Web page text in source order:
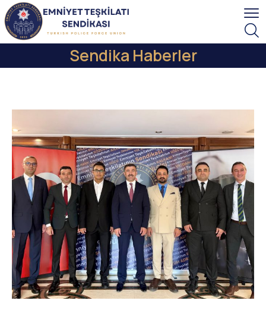
Sendika Haberler